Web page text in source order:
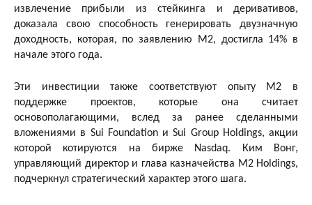
извлечение прибыли из стейкинга и деривативов,
доказала свою способность генерировать двузначную
доходность, которая, по заявлению M2, достигла 14% в
начале этого года.
Эти инвестиции также соответствуют опыту M2 в
поддержке проектов, которые она считает
основополагающими, вслед за ранее сделанными
вложениями в Sui Foundation и Sui Group Holdings, акции
которой котируются на бирже Nasdaq. Ким Вонг,
управляющий директор и глава казначейства M2 Holdings,
подчеркнул стратегический характер этого шага.